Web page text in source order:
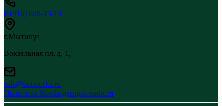
8 (916) 028-19-19
г.Мытищи
Вокзальная пл, д. 1,
sale@zoonorka.ru
Политика Конфиденциальности